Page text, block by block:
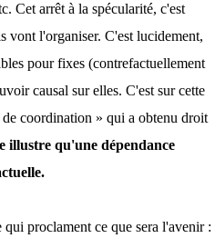
Cet arrêt à la spécularité, c'est
vont l'organiser. C'est lucidement,
pour fixes (contrefactuellement
causal sur elles. C'est sur cette
coordination » qui a obtenu droit
illustre qu'une dépendance
proclament ce que sera l'avenir :